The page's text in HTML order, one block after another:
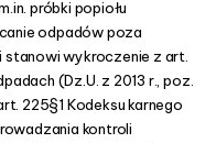
próbki popiołu
odpadów poza
wykroczenie z art.
(Dz.U. z 2013 r., poz.
225§1 Kodeksu karnego
kontroli